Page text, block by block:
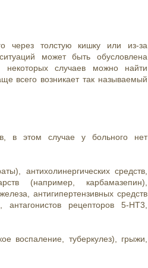
через толстую кишку или из-за
может быть обусловлена
случаев можно найти
всего возникает так называемый
в этом случае у больного нет
антихолинергических средств,
(например, карбамазепин),
антигипертензивных средств
рецепторов 5-HT3,
воспаление, туберкулез), грыжи,